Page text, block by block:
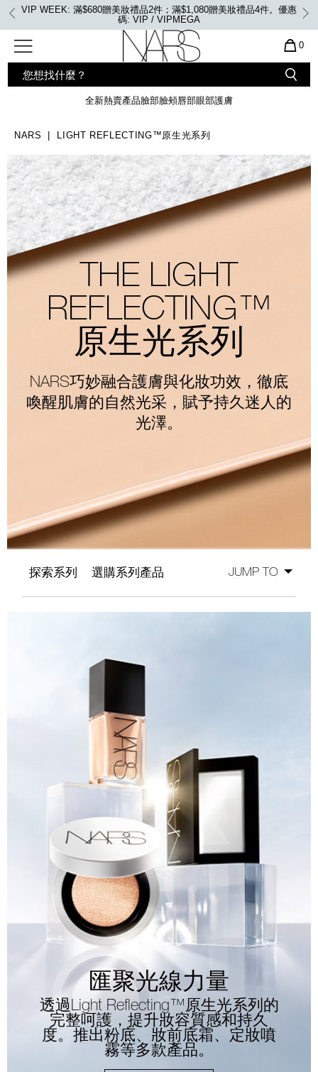
首張訂單滿500元 即享85折優惠。 優惠碼: MYFIRSTNARS
選單"
Nars
0
SEARCH
CATALOG
全新熱賣產品臉部臉頰唇部眼部護膚
全新LIGHT REFLECTING™ 原生光
亮肌卸妝油
生光幻彩蜜粉餅
全新 INSATIABLE炫彩緞光胭脂液
全新色調 AFTERGLOW 悅光唇彩​
全新 LIGHT REFLECTING™ 原生光
亮肌系列
線上購物禮遇
電子禮品卡
線上虛擬試妝
全新LIGHT REFLECTING™ 原生光
亮肌卸妝油
彩妝組合及禮品
臉部
臉頰
唇部
眼部
粉底
胭脂
唇膏
定妝蜜粉
瀏覽全部
熱賣產品
NARS LIGHT REFLECTING™原生光系列
THE LIGHT
REFLECTING™
原生光系列
NARS巧妙融合護膚與化妝功效，徹底
喚醒肌膚的自然光采，賦予持久迷人的
光澤。
探索系列 選購系列產品 JUMP TO
匯聚光線力量
透過Light Reflecting™原生光系列的
完整呵護，提升妝容質感和持久
度。推出粉底、妝前底霜、定妝噴
霧等多款產品。